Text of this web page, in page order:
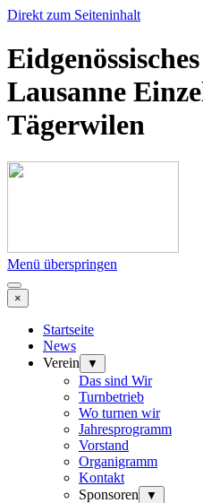
Direkt zum Seiteninhalt
Lausanne
Tägerwilen
Menü überspringen
×
Startseite
News
Verein
▼
Das sind Wir
Turnbetrieb
Wo turnen wir
Jahresprogramm
Vorstand
Organigramm
Kontakt
Sponsoren
▼